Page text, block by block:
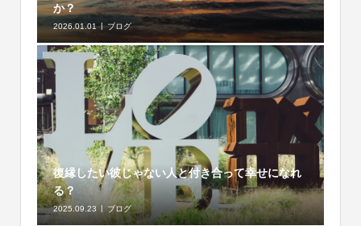
か？
2026.01.01 ブログ
復縁したい彼じゃない人と付き合って幸せになれ
る？
2025.09.23 ブログ